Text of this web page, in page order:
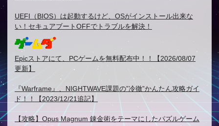
UEFI（BIOS）は起動するけど、OSがインストール出来な
い！セキュアブートOFFでトラブルを解決！
Epicストアにて、PCゲームを無料配布中！！【2026/08/07
更新】
『Warframe』、NIGHTWAVE課題の”冷徹”かんたん攻略ガイ
ド！！【2023/12/21追記】
【攻略】Opus Magnum 錬金術をテーマにしたパズルゲーム